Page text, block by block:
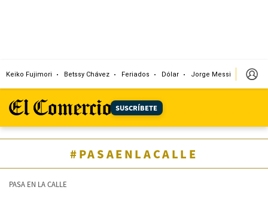
Keiko Fujimori Betssy Chávez Feriados Dólar Jorge Messi Papa
SUSCRÍBETE
#PASAENLACALLE
PASA EN LA CALLE